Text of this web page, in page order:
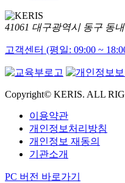
41061 대구광역시 동구 동
고객센터 (평일: 09:00 ~
Copyright© KERIS. ALL
이용약관
개인정보처리방침
개인정보 재동의
기관소개
PC 버전 바로가기